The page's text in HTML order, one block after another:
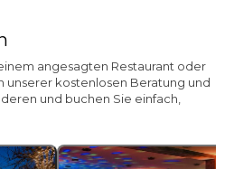
angesagten Restaurant oder
unserer kostenlosen Beratung und
und buchen Sie einfach,